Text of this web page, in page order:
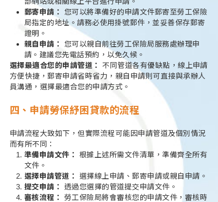
郵寄申請：
您可以將準備好的申請文件郵寄至勞工保險
局指定的地址。請務必使用掛號郵件，並妥善保存郵寄
證明。
親自申請：
您可以親自前往勞工保險局服務處辦理申
請。建議您先電話預約，以免久候。
選擇最適合您的申請管道：
不同管道各有優缺點，線上申請
方便快捷，郵寄申請省時省力，親自申請則可直接與承辦人
員溝通，選擇最適合您的申請方式。
四、申請勞保紓困貸款的流程
申請流程大致如下，但實際流程可能因申請管道及個別情況
而有所不同：
準備申請文件：
根據上述所需文件清單，準備齊全所有
文件。
選擇申請管道：
選擇線上申請、郵寄申請或親自申請。
提交申請：
透過您選擇的管道提交申請文件。
審核流程：
勞工保險局將會審核您的申請文件，審核時